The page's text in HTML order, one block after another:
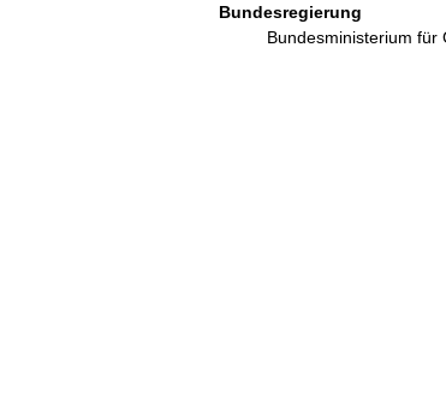
Bundesregierung
Bundesministerium